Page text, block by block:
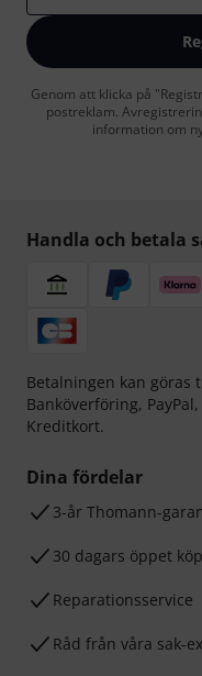
Genom att klicka på
postreklam.
information om
Handla och betala
Betalningen kan göras
Banköverföring, PayPal,
Kreditkort.
Dina fördelar
3-år Thomann-
30 dagars öppet köp
Reparationsservice
Råd från våra sak-